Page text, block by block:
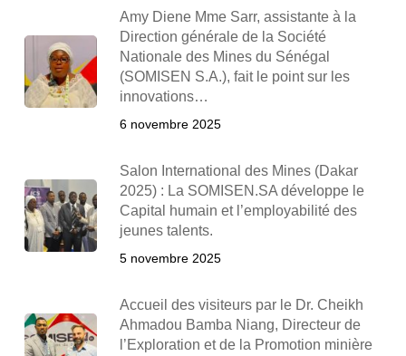
Amy Diene Mme Sarr, assistante à la
Direction générale de la Société
Nationale des Mines du Sénégal
(SOMISEN S.A.), fait le point sur les
innovations…
6 novembre 2025
Salon International des Mines (Dakar
2025) : La SOMISEN.SA développe le
Capital humain et l’employabilité des
jeunes talents.
5 novembre 2025
Accueil des visiteurs par le Dr. Cheikh
Ahmadou Bamba Niang, Directeur de
l’Exploration et de la Promotion minière